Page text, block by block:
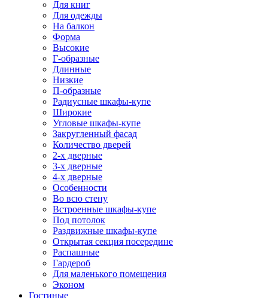
Для книг
Для одежды
На балкон
Форма
Высокие
Г-образные
Длинные
Низкие
П-образные
Радиусные шкафы-купе
Широкие
Угловые шкафы-купе
Закругленный фасад
Количество дверей
2-х дверные
3-х дверные
4-х дверные
Особенности
Во всю стену
Встроенные шкафы-купе
Под потолок
Раздвижные шкафы-купе
Открытая секция посередине
Распашные
Гардероб
Для маленького помещения
Эконом
Гостиные